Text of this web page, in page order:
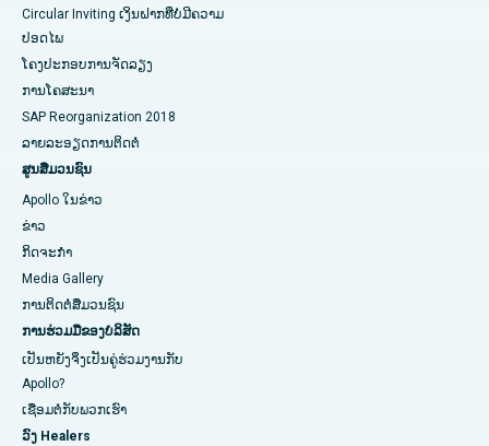
Circular Inviting ເງິນຝາກທີ່ບໍ່ມີຄວາມ
ປອດໄພ
ໂຄງປະກອບການຈັດລຽງ
ການໂຄສະນາ
SAP Reorganization 2018
ລາຍລະອຽດການຕິດຕໍ່
ສູນສື່ມວນຊົນ
Apollo ໃນຂ່າວ
ຂ່າວ
ກິດຈະກໍາ
Media Gallery
ການ​ຕິດ​ຕໍ່​ສື່​ມວນ​ຊົນ​
ການຮ່ວມມືຂອງບໍລິສັດ
ເປັນຫຍັງຈິ່ງເປັນຄູ່ຮ່ວມງານກັບ
Apollo?
ເຊື່ອມຕໍ່ກັບພວກເຮົາ
ວົງ Healers